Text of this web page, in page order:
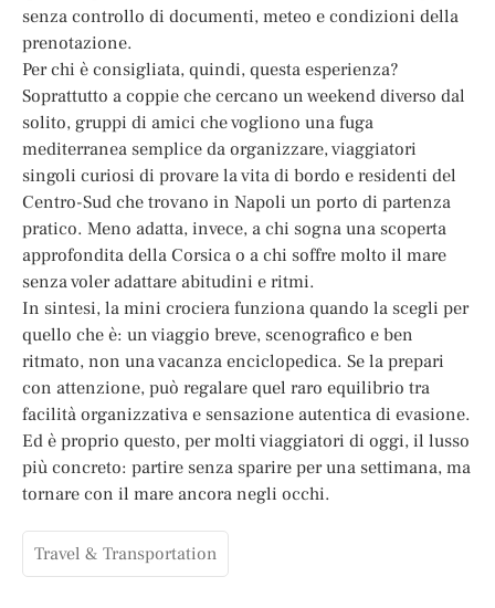
senza controllo di documenti, meteo e condizioni della
prenotazione.
Per chi è consigliata, quindi, questa esperienza?
Soprattutto a coppie che cercano un weekend diverso dal
solito, gruppi di amici che vogliono una fuga
mediterranea semplice da organizzare, viaggiatori
singoli curiosi di provare la vita di bordo e residenti del
Centro-Sud che trovano in Napoli un porto di partenza
pratico. Meno adatta, invece, a chi sogna una scoperta
approfondita della Corsica o a chi soffre molto il mare
senza voler adattare abitudini e ritmi.
In sintesi, la mini crociera funziona quando la scegli per
quello che è: un viaggio breve, scenografico e ben
ritmato, non una vacanza enciclopedica. Se la prepari
con attenzione, può regalare quel raro equilibrio tra
facilità organizzativa e sensazione autentica di evasione.
Ed è proprio questo, per molti viaggiatori di oggi, il lusso
più concreto: partire senza sparire per una settimana, ma
tornare con il mare ancora negli occhi.
Travel & Transportation